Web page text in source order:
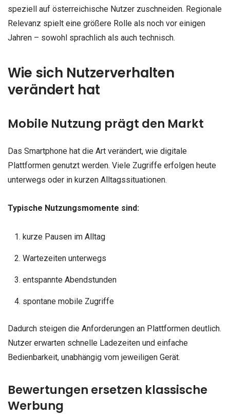
speziell auf österreichische Nutzer zuschneiden. Regionale
Relevanz spielt eine größere Rolle als noch vor einigen
Jahren – sowohl sprachlich als auch technisch.
Wie sich Nutzerverhalten
verändert hat
Mobile Nutzung prägt den Markt
Das Smartphone hat die Art verändert, wie digitale
Plattformen genutzt werden. Viele Zugriffe erfolgen heute
unterwegs oder in kurzen Alltagssituationen.
Typische Nutzungsmomente sind:
kurze Pausen im Alltag
Wartezeiten unterwegs
entspannte Abendstunden
spontane mobile Zugriffe
Dadurch steigen die Anforderungen an Plattformen deutlich.
Nutzer erwarten schnelle Ladezeiten und einfache
Bedienbarkeit, unabhängig vom jeweiligen Gerät.
Bewertungen ersetzen klassische
Werbung